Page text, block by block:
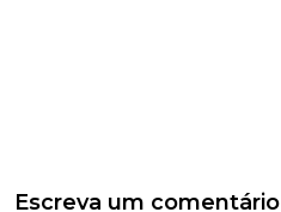
Escreva um comentário